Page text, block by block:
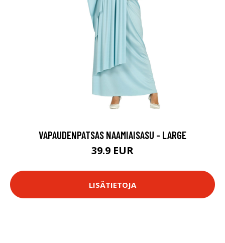
VAPAUDENPATSAS NAAMIAISASU - LARGE
39.9 EUR
LISÄTIETOJA